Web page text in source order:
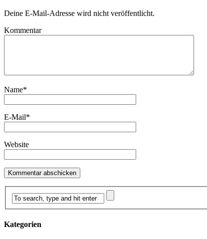
Deine E-Mail-Adresse wird nicht veröffentlicht.
Kommentar
Name*
E-Mail*
Website
Kategorien